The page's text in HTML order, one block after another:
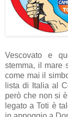
Vescovato e
stemma, il mare
come mai il
lista di Italia al
però che non si
legato a Toti è